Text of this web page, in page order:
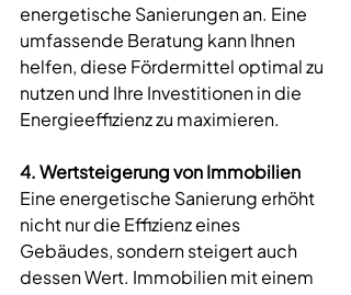
energetische Sanierungen an. Eine
umfassende Beratung kann Ihnen
helfen, diese Fördermittel optimal zu
nutzen und Ihre Investitionen in die
Energieeffizienz zu maximieren.
4. Wertsteigerung von Immobilien
Eine energetische Sanierung erhöht
nicht nur die Effizienz eines
Gebäudes, sondern steigert auch
dessen Wert. Immobilien mit einem